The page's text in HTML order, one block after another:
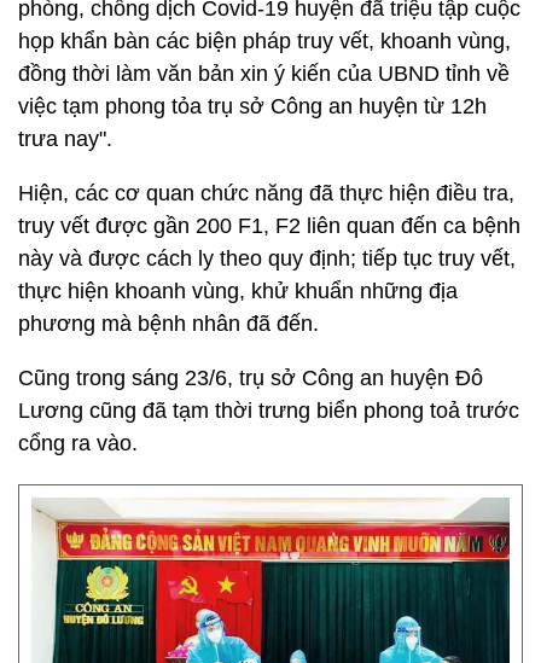
phòng, chống dịch Covid-19 huyện đã triệu tập cuộc
họp khẩn bàn các biện pháp truy vết, khoanh vùng,
đồng thời làm văn bản xin ý kiến của UBND tỉnh về
việc tạm phong tỏa trụ sở Công an huyện từ 12h
trưa nay".
Hiện, các cơ quan chức năng đã thực hiện điều tra,
truy vết được gần 200 F1, F2 liên quan đến ca bệnh
này và được cách ly theo quy định; tiếp tục truy vết,
thực hiện khoanh vùng, khử khuẩn những địa
phương mà bệnh nhân đã đến.
Cũng trong sáng 23/6, trụ sở Công an huyện Đô
Lương cũng đã tạm thời trưng biển phong toả trước
cổng ra vào.